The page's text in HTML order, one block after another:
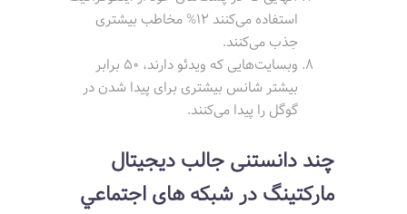
استفاده می‌كنند 12% مخاطب بيشتری
جذب می‌كنند.
وبسایت‌هایی که ویدئو دارند، 50 برابر
بیشتر شانس بیشتری برای پیدا شدن در
گوگل را پیدا می‌کنند.
چند دانستنی جالب دیجیتال
مارکتینگ در شبكه های اجتماعي